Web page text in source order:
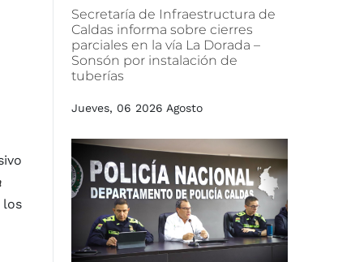
los
Secretaría de Infraestructura de
Caldas informa sobre cierres
parciales en la vía La Dorada –
Sonsón por instalación de
tuberías
Jueves, 06 2026 Agosto